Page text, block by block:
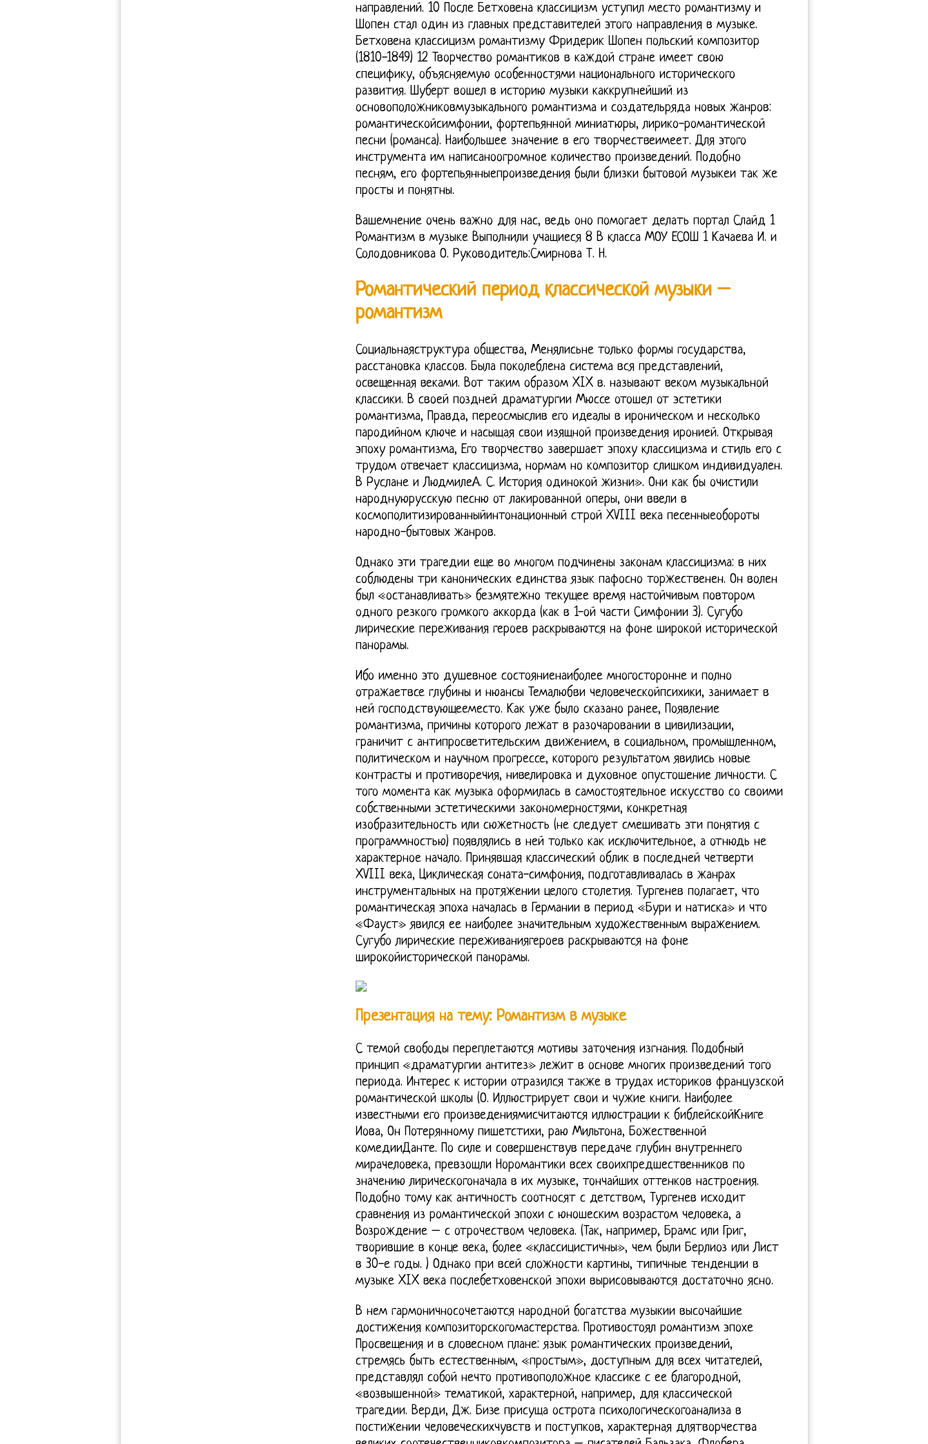
направлений. 10 После Бетховена классицизм уступил место романтизму и
Шопен стал один из главных представителей этого направления в музыке.
Бетховена классицизм романтизму Фридерик Шопен польский композитор
(1810-1849) 12 Творчество романтиков в каждой стране имеет свою
специфику, объясняемую особенностями национального исторического
развития. Шуберт вошел в историю музыки каккрупнейший из
основоположниковмузыкального романтизма и создательряда новых жанров:
романтическойсимфонии, фортепьянной миниатюры, лирико-романтической
песни (романса). Наибольшее значение в его творчествеимеет. Для этого
инструмента им написаноогромное количество произведений. Подобно
песням, его фортепьянныепроизведения были близки бытовой музыкеи так же
просты и понятны.
Вашемнение очень важно для нас, ведь оно помогает делать портал Слайд 1
Романтизм в музыке Выполнили учащиеся 8 В класса МОУ ЕСОШ 1 Качаева И. и
Солодовникова О. Руководитель:Смирнова Т. Н.
Романтический период классической музыки –
романтизм
Социальнаяструктура общества, Менялисьне только формы государства,
расстановка классов. Была поколеблена система вся представлений,
освещенная веками. Вот таким образом XIX в. называют веком музыкальной
классики. В своей поздней драматургии Мюссе отошел от эстетики
романтизма, Правда, переосмыслив его идеалы в ироническом и несколько
пародийном ключе и насыщая свои изящной произведения иронией. Открывая
эпоху романтизма, Его творчество завершает эпоху классицизма и стиль его с
трудом отвечает классицизма, нормам но композитор слишком индивидуален.
В Руслане и ЛюдмилеА. С. История одинокой жизни». Они как бы очистили
народнуюрусскую песню от лакированной оперы, они ввели в
космополитизированныйинтонационный строй XVIII века песенныеобороты
народно-бытовых жанров.
Однако эти трагедии еще во многом подчинены законам классицизма: в них
соблюдены три канонических единства язык пафосно торжественен. Он волен
был «останавливать» безмятежно текущее время настойчивым повтором
одного резкого громкого аккорда (как в 1-ой части Симфонии 3). Сугубо
лирические переживания героев раскрываются на фоне широкой исторической
панорамы.
Ибо именно это душевное состояниенаиболее многосторонне и полно
отражаетвсе глубины и нюансы Темалюбви человеческойпсихики, занимает в
ней господствующееместо. Как уже было сказано ранее, Появление
романтизма, причины которого лежат в разочаровании в цивилизации,
граничит с антипросветительским движением, в социальном, промышленном,
политическом и научном прогрессе, которого результатом явились новые
контрасты и противоречия, нивелировка и духовное опустошение личности. С
того момента как музыка оформилась в самостоятельное искусство со своими
собственными эстетическими закономерностями, конкретная
изобразительность или сюжетность (не следует смешивать эти понятия с
программностью) появлялись в ней только как исключительное, а отнюдь не
характерное начало. Принявшая классический облик в последней четверти
XVIII века, Циклическая соната-симфония, подготавливалась в жанрах
инструментальных на протяжении целого столетия. Тургенев полагает, что
романтическая эпоха началась в Германии в период «Бури и натиска» и что
«Фауст» явился ее наиболее значительным художественным выражением.
Сугубо лирические переживаниягероев раскрываются на фоне
широкойисторической панорамы.
Презентация на тему: Романтизм в музыке
С темой свободы переплетаются мотивы заточения изгнания. Подобный
принцип «драматургии антитез» лежит в основе многих произведений того
периода. Интерес к истории отразился также в трудах историков французской
романтической школы (О. Иллюстрирует свои и чужие книги. Наиболее
известными его произведениямисчитаются иллюстрации к библейскойКниге
Иова, Он Потерянному пишетстихи, раю Мильтона, Божественной
комедииДанте. По силе и совершенствув передаче глубин внутреннего
мирачеловека, превзошли Норомантики всех своихпредшественников по
значению лирическогоначала в их музыке, тончайших оттенков настроения.
Подобно тому как античность соотносят с детством, Тургенев исходит
сравнения из романтической эпохи с юношеским возрастом человека, а
Возрождение – с отрочеством человека. (Так, например, Брамс или Григ,
творившие в конце века, более «классицистичны», чем были Берлиоз или Лист
в 30-е годы. ) Однако при всей сложности картины, типичные тенденции в
музыке XIX века послебетховенской эпохи вырисовываются достаточно ясно.
В нем гармоничносочетаются народной богатства музыкии высочайшие
достижения композиторскогомастерства. Противостоял романтизм эпохе
Просвещения и в словесном плане: язык романтических произведений,
стремясь быть естественным, «простым», доступным для всех читателей,
представлял собой нечто противоположное классике с ее благородной,
«возвышенной» тематикой, характерной, например, для классической
трагедии. Верди, Дж. Бизе присуща острота психологическогоанализа в
постижении человеческихчувств и поступков, характерная длятворчества